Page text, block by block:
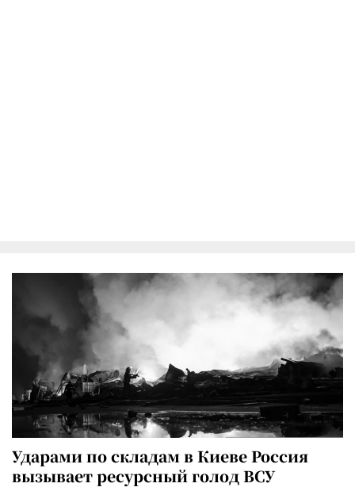
Ударами по складам в Киеве Россия
вызывает ресурсный голод ВСУ